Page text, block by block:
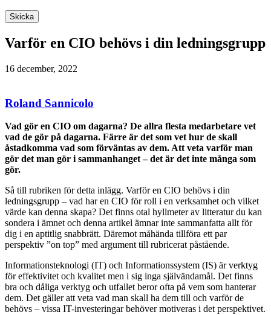
Skicka
Varför en CIO behövs i din ledningsgrupp
16 december, 2022
Roland Sannicolo
Vad gör en CIO om dagarna? De allra flesta medarbetare vet
vad de gör på dagarna. Färre är det som vet hur de skall
åstadkomma vad som förväntas av dem. Att veta varför man
gör det man gör i sammanhanget – det är det inte många som
gör.
Så till rubriken för detta inlägg. Varför en CIO behövs i din
ledningsgrupp – vad har en CIO för roll i en verksamhet och vilket
värde kan denna skapa? Det finns otal hyllmeter av litteratur du kan
sondera i ämnet och denna artikel ämnar inte sammanfatta allt för
dig i en aptitlig snabbrätt. Däremot måhända tillföra ett par
perspektiv ”on top” med argument till rubricerat påstående.
Informationsteknologi (IT) och Informationssystem (IS) är verktyg
för effektivitet och kvalitet men i sig inga självändamål. Det finns
bra och dåliga verktyg och utfallet beror ofta på vem som hanterar
dem. Det gäller att veta vad man skall ha dem till och varför de
behövs – vissa IT-investeringar behöver motiveras i det perspektivet.